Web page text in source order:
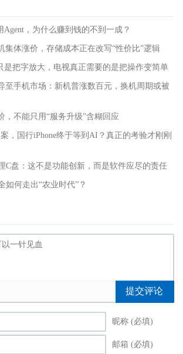
Agent，为什么赚到钱的不到一成？
集体涨价，存储成本正在改写“性价比”逻辑
是把字放大，电视真正需要的是把操作变简单
至手机市场：新机普涨数百元，换机周期或被
，不能只用“服务升级”含糊回应
，国行iPhone终于等到AI？真正的考验才刚刚
C盘：这不是功能创新，而是软件应尽的责任
如何走出“农业时代”？
提交评论
昵称 (必填)
邮箱 (必填)